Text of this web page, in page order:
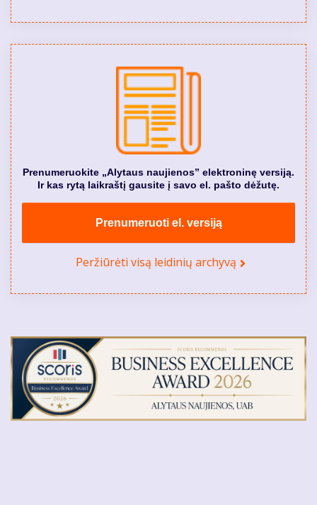
Prenumeruokite „Alytaus naujienos” elektroninę versiją.
Ir kas rytą laikraštį gausite į savo el. pašto dėžutę.
Prenumeruoti el. versiją
Peržiūrėti visą leidinių archyvą